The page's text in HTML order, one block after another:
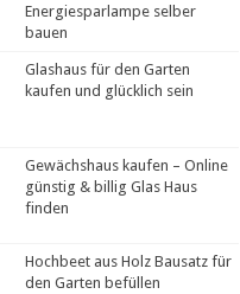
Energiesparlampe selber
bauen
Glashaus für den Garten
kaufen und glücklich sein
Gewächshaus kaufen – Online
günstig & billig Glas Haus
finden
Hochbeet aus Holz Bausatz für
den Garten befüllen